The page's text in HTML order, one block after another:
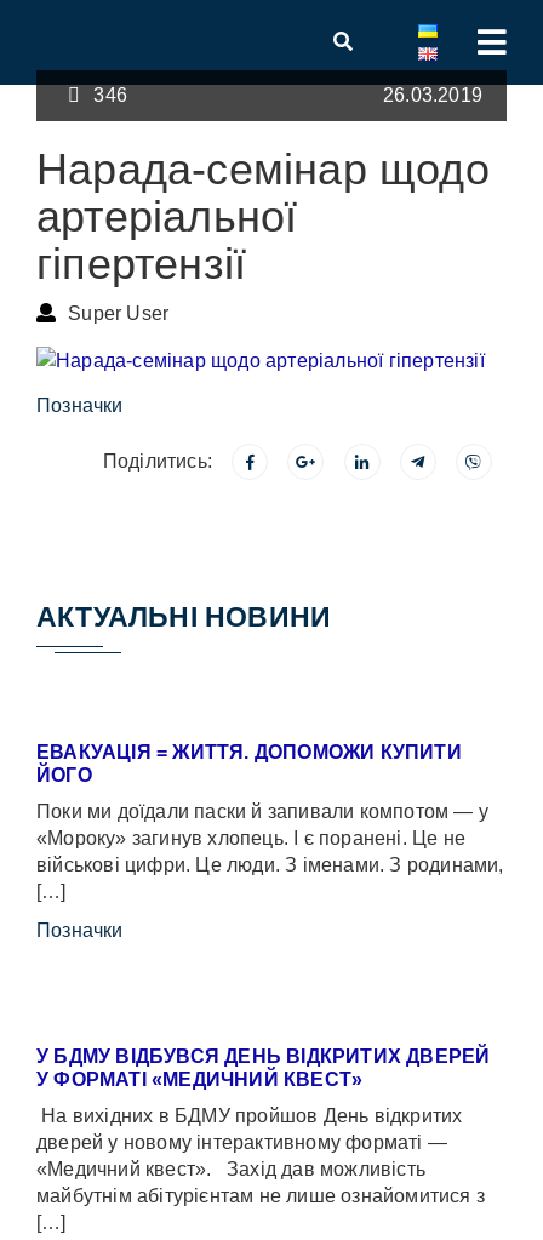
346 26.03.2019
Нарада-семінар щодо
артеріальної
гіпертензії
Super User
Позначки
Поділитись:
АКТУАЛЬНІ НОВИНИ
ЕВАКУАЦІЯ = ЖИТТЯ. ДОПОМОЖИ КУПИТИ
ЙОГО
Поки ми доїдали паски й запивали компотом — у
«Мороку» загинув хлопець. І є поранені. Це не
військові цифри. Це люди. З іменами. З родинами,
[…]
Позначки
У БДМУ ВІДБУВСЯ ДЕНЬ ВІДКРИТИХ ДВЕРЕЙ
У ФОРМАТІ «МЕДИЧНИЙ КВЕСТ»
На вихідних в БДМУ пройшов День відкритих
дверей у новому інтерактивному форматі —
«Медичний квест». Захід дав можливість
майбутнім абітурієнтам не лише ознайомитися з
[…]